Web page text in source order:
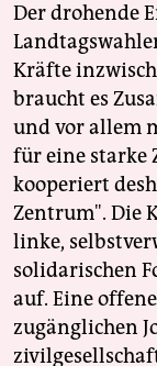
Der drohende
Kräfte
braucht es
und vor allem
für eine starke
kooperiert
Zentrum". Die
linke,
solidarischen
auf. Eine
zugänglichen